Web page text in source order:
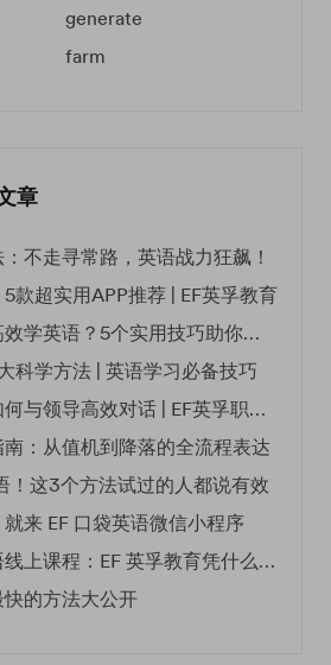
generate
farm
章
不走寻常路，英语战力狂飙！
款超实用APP推荐 | EF英孚教育
普通打工人如何高效学英语？5个实用技巧助你突破职场瓶颈
科学方法 | 英语学习必备技巧
职场沟通秘籍：如何与领导高效对话 | EF英孚职场指南
：从值机到降落的全流程表达
！这3个方法试过的人都说有效
来 EF 口袋英语微信小程序
探寻成人英语口语线上课程：EF 英孚教育凭什么领航
的方法大公开